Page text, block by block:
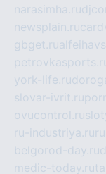
narasimha.ru
newsplain.ru
gbget.ru
york-life.ru
slovar-ivrit.ru
ovucontrol.ru
ru-industriya.ru
belgorod-day.ru
medic-today.ru